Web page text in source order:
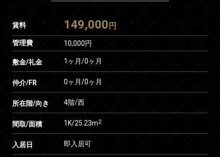
賃料 149,000 円
管理費 10,000円
敷金/礼金 1ヶ月/0ヶ月
仲介/FR 0ヶ月/0ヶ月
所在階/向き 4階/西
間取/面積 1K/25.23m2
入居日 即入居可